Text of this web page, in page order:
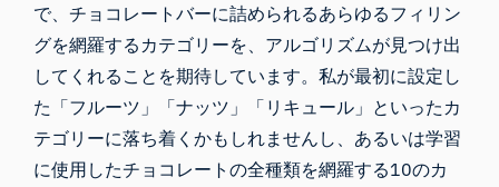
で、チョコレートバーに詰められるあらゆるフィリン
グを網羅するカテゴリーを、アルゴリズムが見つけ出
してくれることを期待しています。私が最初に設定し
た「フルーツ」「ナッツ」「リキュール」といったカ
テゴリーに落ち着くかもしれませんし、あるいは学習
に使用したチョコレートの全種類を網羅する10のカ